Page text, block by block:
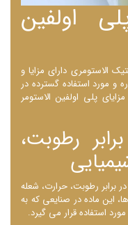
اولفین
الاستومری دارای مزایا و
و مورد استفاده گسترده در
پلی اولفین الاستومر
رطوبت،
برابر رطوبت، حرارت، شعله
این ماده در صنایعی که به
استفاده قرار می ‌گیرد.